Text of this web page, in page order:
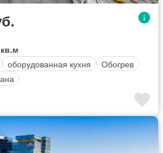
оборудованная кухня
Обогрев